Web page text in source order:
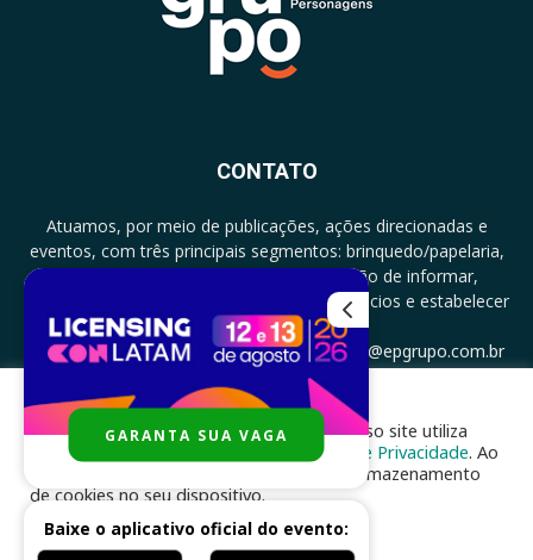
CONTATO
Atuamos, por meio de publicações, ações direcionadas e
eventos, com três principais segmentos: brinquedo/papelaria,
licenciamento e zero a três com a missão de informar,
documentar, proporcionar encontro de negócios e estabelecer
parcerias.
CONTATO: +5511994513097 - atendimento@epgrupo.com.br
SIGA-NOS
Para melhor experiência e navegação, nosso site utiliza
cookies, de acordo com a nossa
Política de Privacidade. Ao
clicar em “aceito”, você concorda com o armazenamento
de cookies no seu dispositivo.
ACEITAR
GARANTA SUA VAGA
Baixe o aplicativo oficial do evento: